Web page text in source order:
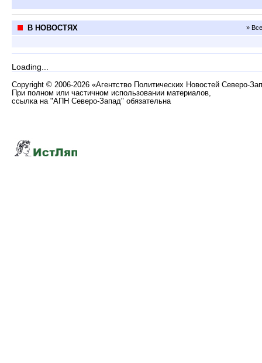
В НОВОСТЯХ »
Loading...
Copyright © 2006-2026 «Агентство Политических Новостей Северо-
При полном или частичном использовании материалов,
ссылка на "АПН Северо-Запад" обязательна